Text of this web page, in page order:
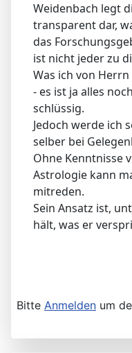
Weidenbach legt
transparent dar,
das
ist nicht jeder zu
Was ich von
- es ist ja alles
schlüssig.
Jedoch werde ich
selber bei
Ohne Kenntnisse
Astrologie kann
mitreden.
Sein Ansatz ist,
hält, was er
Bitte Anmelden um